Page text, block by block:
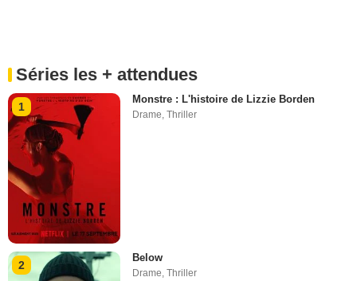
Séries les + attendues
1
Monstre : L'histoire de Lizzie Borden
Drame,Thriller
2
Below
Drame ,Thriller